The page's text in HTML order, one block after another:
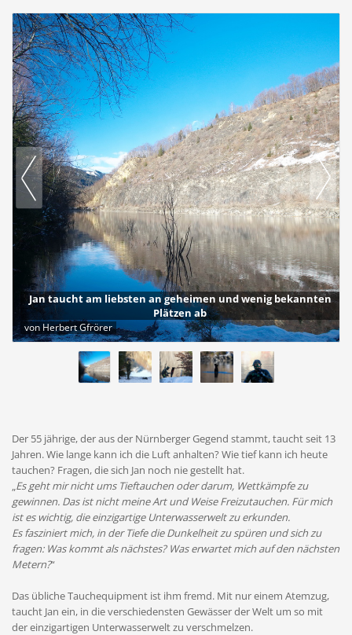
Jan taucht am liebsten an geheimen und wenig bekannten
Plätzen ab
von Herbert Gfrörer
Der 55 jährige, der aus der Nürnberger Gegend stammt, taucht seit 13
Jahren. Wie lange kann ich die Luft anhalten? Wie tief kann ich heute
tauchen? Fragen, die sich Jan noch nie gestellt hat.
„Es geht mir nicht ums Tieftauchen oder darum, Wettkämpfe zu
gewinnen. Das ist nicht meine Art und Weise Freizutauchen. Für mich
ist es wichtig, die einzigartige Unterwasserwelt zu erkunden.
Es fasziniert mich, in der Tiefe die Dunkelheit zu spüren und sich zu
fragen: Was kommt als nächstes? Was erwartet mich auf den nächsten
Metern?“
Das übliche Tauchequipment ist ihm fremd. Mit nur einem Atemzug,
taucht Jan ein, in die verschiedensten Gewässer der Welt um so mit
der einzigartigen Unterwasserwelt zu verschmelzen.